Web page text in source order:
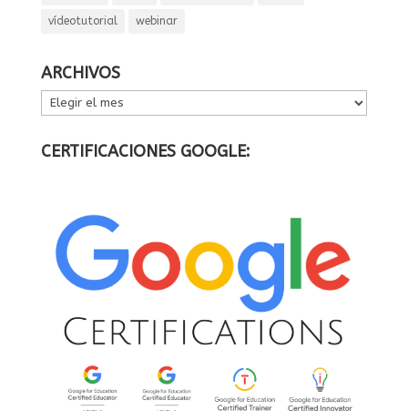
vídeotutorial webinar
ARCHIVOS
ARCHIVOS
CERTIFICACIONES GOOGLE: